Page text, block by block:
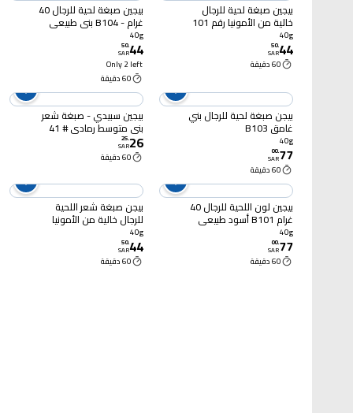
بيجين صبغة لحية للرجال
خالية من الأمونيا رقم 101
أسود طبيعي 40 جرام
40g
44
.
50
SAR
60 دقيقة
بيجين صبغة لحية للرجال 40
غرام - B104 بني طبيعي
40g
44
.
50
SAR
Only 2 left
60 دقيقة
بيجن صبغة لحية للرجال بني
غامق B103
40g
77
.
00
SAR
60 دقيقة
بيجين سبيدي - صبغة شعر
بني متوسط رمادي # 41
26
.
25
SAR
60 دقيقة
بيجين لون اللحية للرجال 40
غرام B101 أسود طبيعي
40g
77
.
00
SAR
60 دقيقة
بيجن صبغة شعر اللحية
للرجال خالية من الأمونيا
جرام
40g
44
.
50
SAR
60 دقيقة